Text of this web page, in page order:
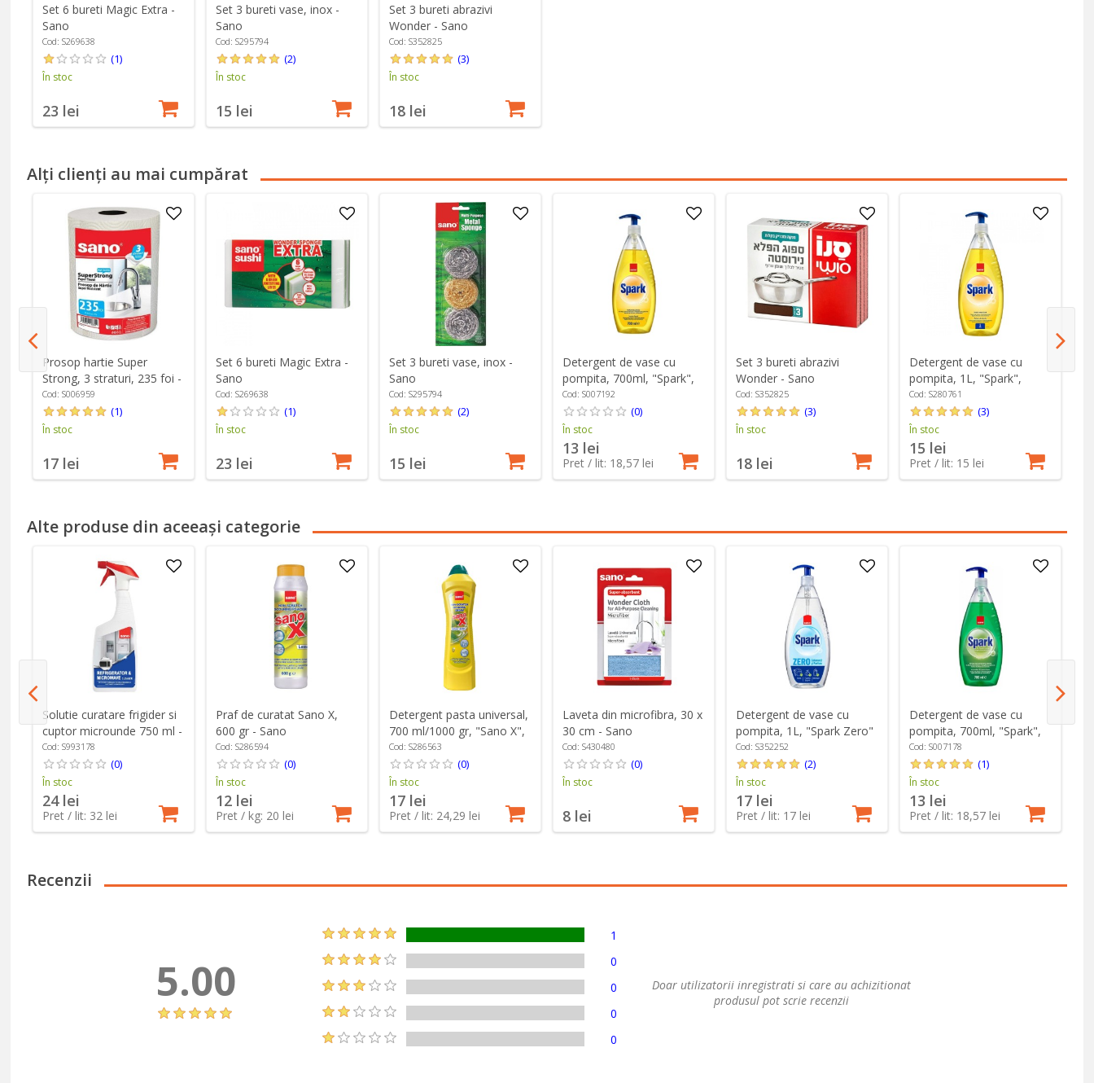
Set 6 bureti Magic Extra -
Sano
Cod: S269638
(1)
În stoc
23 lei
Set 3 bureti vase, inox -
Sano
Cod: S295794
(2)
În stoc
15 lei
Set 3 bureti abrazivi
Wonder - Sano
Cod: S352825
(3)
În stoc
18 lei
Alți clienți au mai cumpărat
Prosop hartie Super
Strong, 3 straturi, 235 foi -
Sano
Cod: S006959
(1)
În stoc
17 lei
Set 6 bureti Magic Extra -
Sano
Cod: S269638
(1)
În stoc
23 lei
Set 3 bureti vase, inox -
Sano
Cod: S295794
(2)
În stoc
15 lei
Detergent de vase cu
pompita, 700ml, "Spark",
Lamaie - Sano
Cod: S007192
(0)
În stoc
13 lei
Pret / lit: 18,57 lei
Set 3 bureti abrazivi
Wonder - Sano
Cod: S352825
(3)
În stoc
18 lei
Detergent de vase cu
pompita, 1L, "Spark",
Lamaie - Sano
Cod: S280761
(3)
În stoc
15 lei
Pret / lit: 15 lei
Alte produse din aceeași categorie
Solutie curatare frigider si
cuptor microunde 750 ml -
Sano
Cod: S993178
(0)
În stoc
24 lei
Pret / lit: 32 lei
Praf de curatat Sano X,
600 gr - Sano
Cod: S286594
(0)
În stoc
12 lei
Pret / kg: 20 lei
Detergent pasta universal,
700 ml/1000 gr, "Sano X",
Lamaie - Sano
Cod: S286563
(0)
În stoc
17 lei
Pret / lit: 24,29 lei
Laveta din microfibra, 30 x
30 cm - Sano
Cod: S430480
(0)
În stoc
8 lei
Detergent de vase cu
pompita, 1L, "Spark Zero"
- Sano
Cod: S352252
(2)
În stoc
17 lei
Pret / lit: 17 lei
Detergent de vase cu
pompita, 700ml, "Spark",
Castravete - Sano
Cod: S007178
(1)
În stoc
13 lei
Pret / lit: 18,57 lei
Recenzii
5.00
1
0
0
0
0
Doar utilizatorii inregistrati si care au achizitionat
produsul pot scrie recenzii